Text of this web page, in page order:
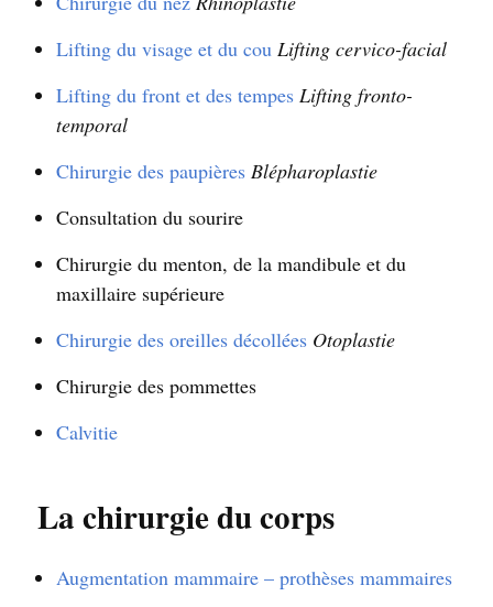
Lifting du visage et du cou Lifting cervico-facial
Lifting du front et des tempes Lifting fronto-
temporal
Chirurgie des paupières Blépharoplastie
Consultation du sourire
Chirurgie du menton, de la mandibule et du
maxillaire supérieure
Chirurgie des oreilles décollées Otoplastie
Chirurgie des pommettes
Calvitie
La chirurgie du corps
Augmentation mammaire – prothèses mammaires